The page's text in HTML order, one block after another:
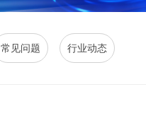
常见问题 行业动态